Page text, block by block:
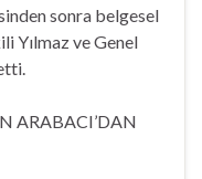
sonra belgesel
Yılmaz ve Genel
ARABACI’DAN